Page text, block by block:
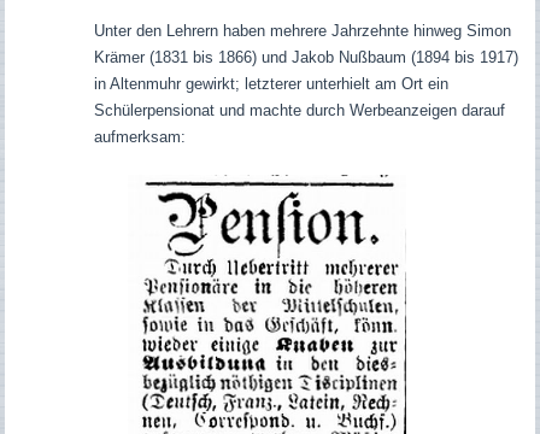
Unter den Lehrern haben mehrere Jahrzehnte hinweg Simon
Krämer (1831 bis 1866) und Jakob Nußbaum (1894 bis 1917)
in Altenmuhr gewirkt; letzterer unterhielt am Ort ein
Schülerpensionat und machte durch Werbeanzeigen darauf
aufmerksam: